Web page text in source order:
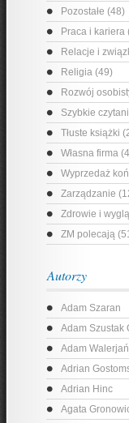
Pozostałe (48)
Praca i kariera
Relacje i
Religia (49)
Rozwój
Szybkie
Tłuste książki
Własna firma
Wyprzedaż
Zarządzanie
Zdrowie i
ZM polecają
Autorzy
Adam Szaran
Adam Szustak
Adam
Adrian
Adrian Hinc
Agata